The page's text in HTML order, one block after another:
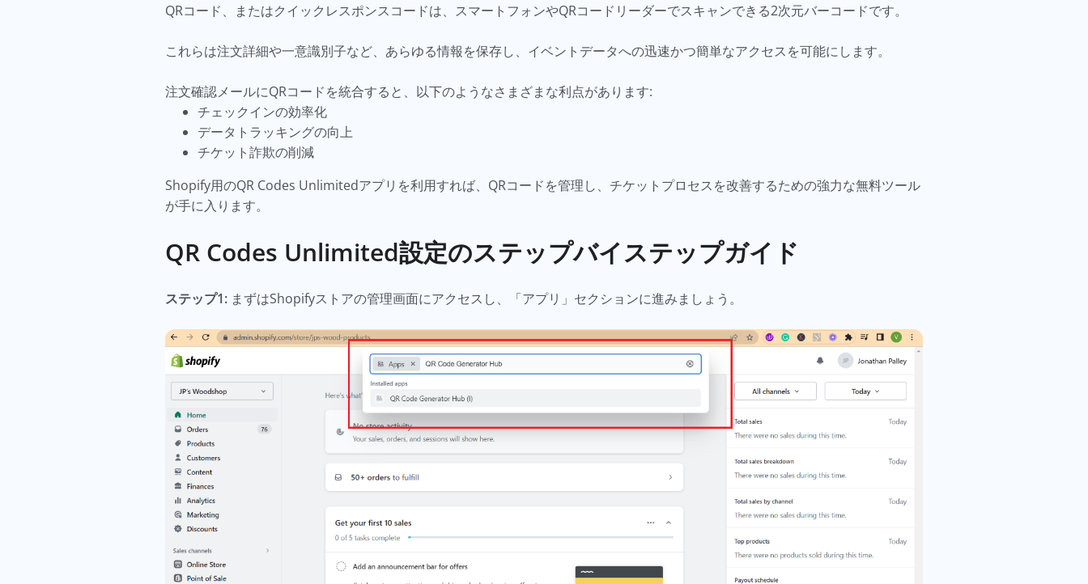
QRコード、またはクイックレスポンスコードは、スマートフォンやQRコードリーダーでスキャンできる2次元バーコードです。
これらは注文詳細や一意識別子など、あらゆる情報を保存し、イベントデータへの迅速かつ簡単なアクセスを可能にします。
注文確認メールにQRコードを統合すると、以下のようなさまざまな利点があります:
チェックインの効率化
データトラッキングの向上
チケット詐欺の削減
Shopify用のQR Codes Unlimitedアプリを利用すれば、QRコードを管理し、チケットプロセスを改善するための強力な無料ツール
が手に入ります。
QR Codes Unlimited設定のステップバイステップガイド
ステップ1: まずはShopifyストアの管理画面にアクセスし、「アプリ」セクションに進みましょう。